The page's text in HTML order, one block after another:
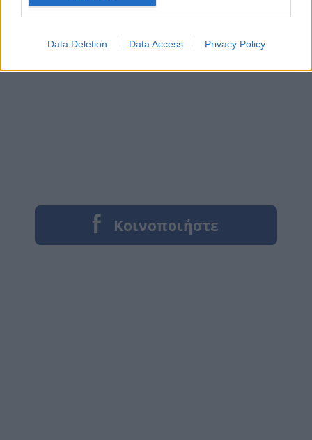
Data Deletion Data Access Privacy Policy